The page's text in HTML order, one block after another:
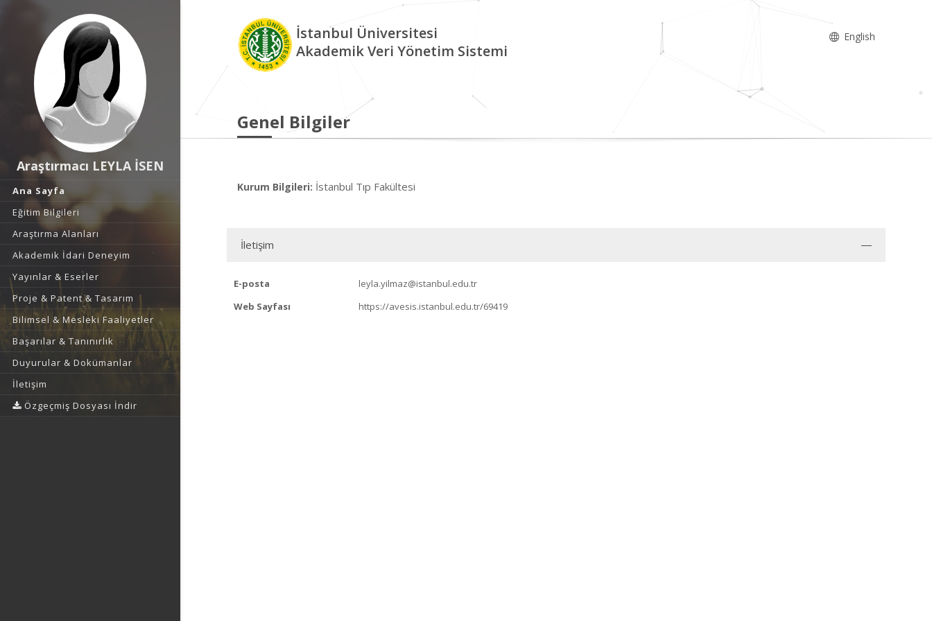
Araştırmacı LEYLA İSEN
Ana Sayfa
Eğitim Bilgileri
Araştırma Alanları
Akademik İdari Deneyim
Yayınlar & Eserler
Proje & Patent & Tasarım
Bilimsel & Mesleki Faaliyetler
Başarılar & Tanınırlık
Duyurular & Dokümanlar
İletişim
Özgeçmiş Dosyası İndir
İstanbul Üniversitesi
Akademik Veri Yönetim Sistemi
English
Genel Bilgiler
Kurum Bilgileri: İstanbul Tıp Fakültesi
İletişim
E-posta
leyla.yilmaz@istanbul.edu.tr
Web Sayfası
https://avesis.istanbul.edu.tr/69419